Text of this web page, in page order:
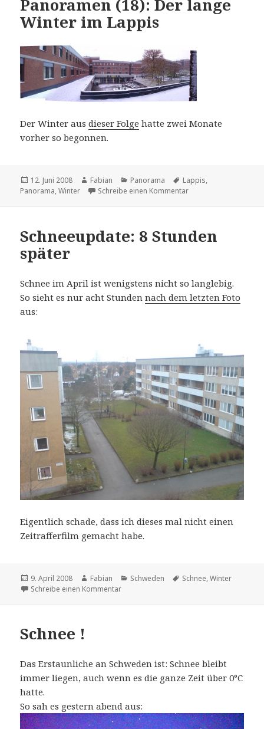
Panoramen (18): Der lange
Winter im Lappis
Der Winter ausdieser Folge hatte zwei Monate
vorher so begonnen.
Veröffentlicht
am
12. Juni 2008 Autor
Fabian Kategorien
Panorama Schlagwörter
Lappis,
Panorama,Winter Schreibe einen Kommentarzu Panoramen (18):
Schneeupdate: 8 Stunden
später
Schnee im April ist wenigstens nicht so langlebig.
So sieht es nur acht Stundennach dem letzten Foto
aus:
Eigentlich schade, dass ich dieses mal nicht einen
Zeitrafferfilm gemacht habe.
Veröffentlicht
am
9. April 2008 Autor
Fabian Kategorien
Schweden Schlagwörter
Schnee,Winter
Schreibe einen Kommentarzu Schneeupdate: 8 Stunden später
Schnee !
Das Erstaunliche an Schweden ist: Schnee bleibt
immer liegen, auch wenn es die ganze Zeit über 0°C
hatte.
So sah es gestern abend aus: